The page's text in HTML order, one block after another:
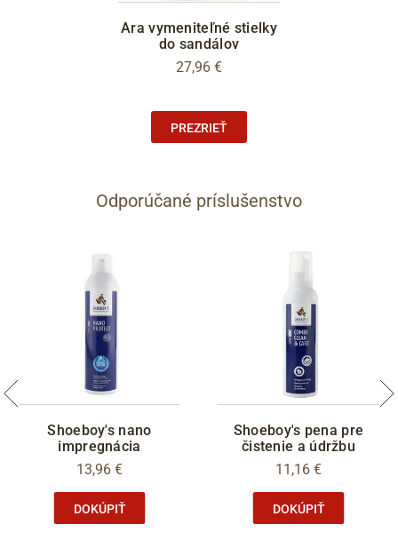
Ara vymeniteľné stielky
do sandálov
27,96 €
PREZRIEŤ
Odporúčané príslušenstvo
Shoeboy's nano
impregnácia
13,96 €
DOKÚPIŤ
Shoeboy's pena pre
čistenie a údržbu
11,16 €
DOKÚPIŤ